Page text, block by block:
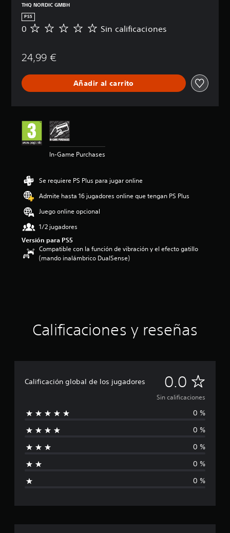
THQ NORDIC GMBH
PS5
S
c
i
a
i
0 Sin calificaciones
24,99 €
Añadir al carrito
In-Game Purchases
Se requiere PS Plus para jugar online
Admite hasta 16 jugadores online que tengan PS Plus
Juego online opcional
1/2 jugadores
Versión para PS5
Compatible con la función de vibración y el efecto gatillo
(mando inalámbrico DualSense)
Calificaciones y reseñas
Calificación global de los jugadores 0.0 S
i
n
c
a
Sin calificaciones
0 %
0 %
0 %
0 %
0 %